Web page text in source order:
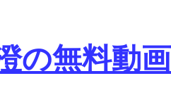
の無料動